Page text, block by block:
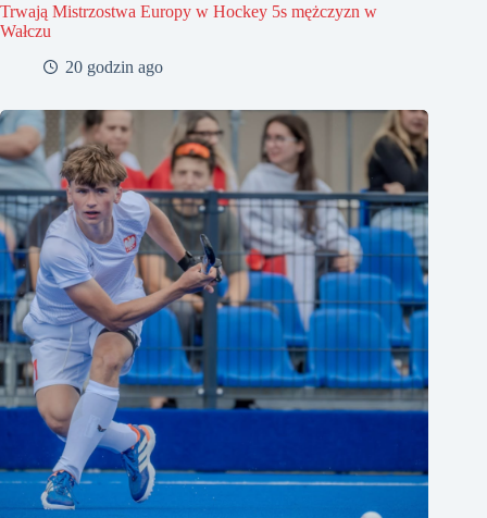
Trwają Mistrzostwa Europy w Hockey 5s mężczyzn w
Wałczu
20 godzin ago